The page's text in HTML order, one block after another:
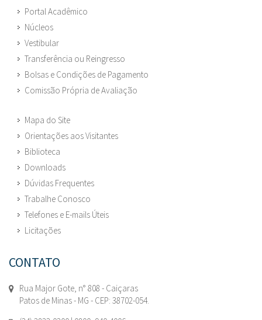
Portal Acadêmico
Núcleos
Vestibular
Transferência ou Reingresso
Bolsas e Condições de Pagamento
Comissão Própria de Avaliação
Mapa do Site
Orientações aos Visitantes
Biblioteca
Downloads
Dúvidas Frequentes
Trabalhe Conosco
Telefones e E-mails Úteis
Licitações
CONTATO
Rua Major Gote, n° 808 - Caiçaras
Patos de Minas - MG - CEP: 38702-054.